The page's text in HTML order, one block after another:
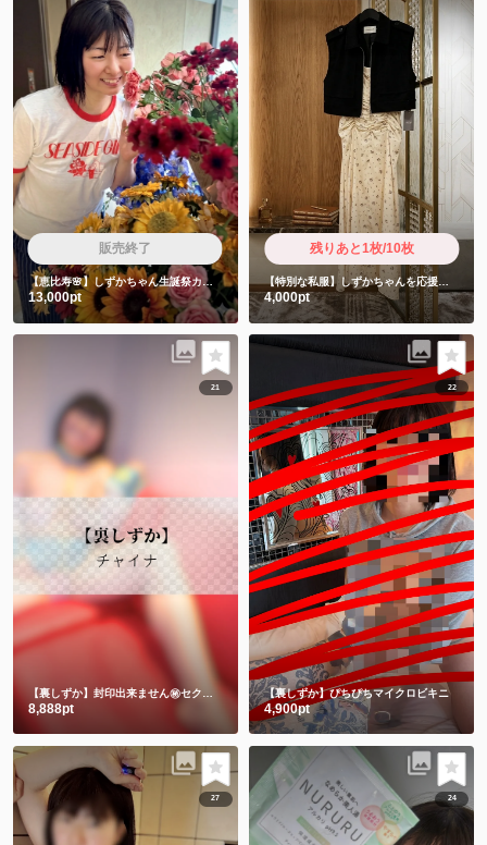
販売終了
【恵比寿🌸】しずかちゃん生誕祭カラオケ会🎤飲み放題付き
13,000pt
残りあと1枚/10枚
【特別な私服】しずかちゃんを応援したい人限定
4,000pt
21
8,888pt
22
【裏しずか】ぴちぴちマイクロビキニ
4,900pt
27 24